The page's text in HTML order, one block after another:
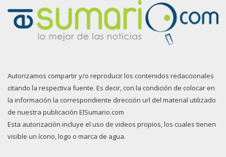
Autorizamos compartir y/o reproducir los contenidos redaccionales
citando la respectiva fuente. Es decir, con la condición de colocar en
la información la correspondiente dirección url del material utilizado
de nuestra publicación ElSumario.com
Esta autorización incluye el uso de videos propios, los cuales tienen
visible un ícono, logo o marca de agua.